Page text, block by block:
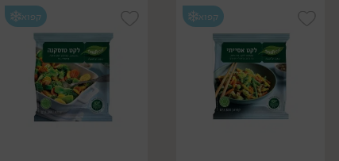
קפוא קפוא